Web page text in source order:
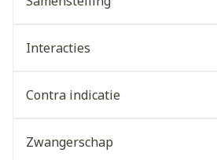
Interacties
Contra indicatie
Zwangerschap